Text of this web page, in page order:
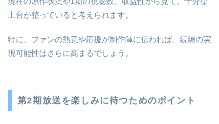
土台が整っていると考えられます。
特に、ファンの熱意や応援が制作陣に伝われば、続編の実
現可能性はさらに高まるでしょう。
第2期放送を楽しみに待つためのポイント